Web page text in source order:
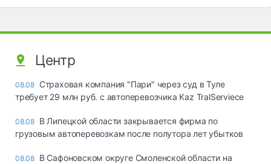
Центр
08.08 Страховая компания "Пари" через суд в Туле
требует 29 млн руб. с автоперевозчика Kaz TralServiece
08.08 В Липецкой области закрывается фирма по
грузовым автоперевозкам после полутора лет убытков
08.08 В Сафоновском округе Смоленской области на